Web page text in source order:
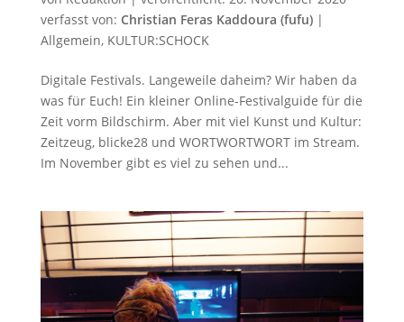
verfasst von: Christian Feras Kaddoura (fufu)|
Allgemein, KULTUR:SCHOCK
Digitale Festivals. Langeweile daheim? Wir haben da
was für Euch! Ein kleiner Online-Festivalguide für die
Zeit vorm Bildschirm. Aber mit viel Kunst und Kultur:
Zeitzeug, blicke28 und WORTWORTWORT im Stream.
Im November gibt es viel zu sehen und...